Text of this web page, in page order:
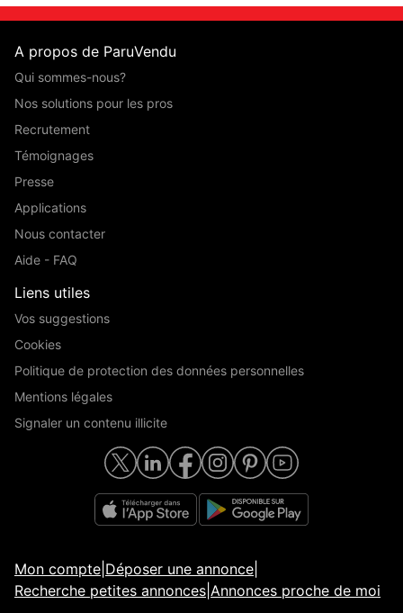
A propos de ParuVendu
Qui sommes-nous?
Nos solutions pour les pros
Recrutement
Témoignages
Presse
Applications
Nous contacter
Aide - FAQ
Liens utiles
Vos suggestions
Cookies
Politique de protection des données personnelles
Mentions légales
Signaler un contenu illicite
Mon compte Déposer une annonce
Recherche petites annonces Annonces proche de moi